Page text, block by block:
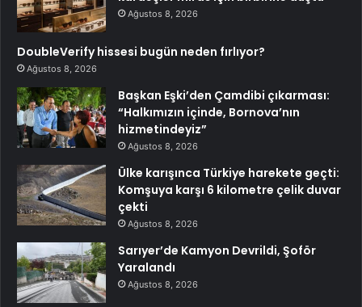
Ağustos 8, 2026
DoubleVerify hissesi bugün neden fırlıyor?
Ağustos 8, 2026
Başkan Eşki’den Çamdibi çıkarması:
“Halkımızın içinde, Bornova’nın
hizmetindeyiz”
Ağustos 8, 2026
Ülke karışınca Türkiye harekete geçti:
Komşuya karşı 6 kilometre çelik duvar
çekti
Ağustos 8, 2026
Sarıyer’de Kamyon Devrildi, Şoför
Yaralandı
Ağustos 8, 2026